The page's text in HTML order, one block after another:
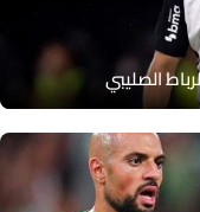
الصليبي